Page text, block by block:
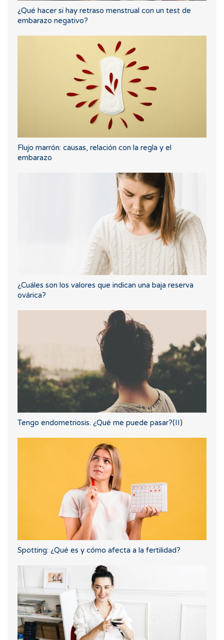
¿Qué hacer si hay retraso menstrual con un test de
embarazo negativo?
Flujo marrón: causas, relación con la regla y el
embarazo
¿Cuáles son los valores que indican una baja reserva
ovárica?
Tengo endometriosis. ¿Qué me puede pasar?(II)
Spotting: ¿Qué es y cómo afecta a la fertilidad?